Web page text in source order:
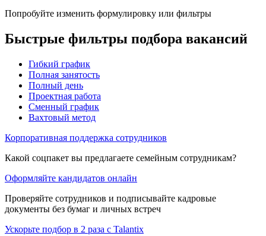
Попробуйте изменить формулировку или фильтры
Быстрые фильтры подбора вакансий
Гибкий график
Полная занятость
Полный день
Проектная работа
Сменный график
Вахтовый метод
Корпоративная поддержка сотрудников
Какой соцпакет вы предлагаете семейным сотрудникам?
Оформляйте кандидатов онлайн
Проверяйте сотрудников и подписывайте кадровые
документы без бумаг и личных встреч
Ускорьте подбор в 2 раза с Talantix